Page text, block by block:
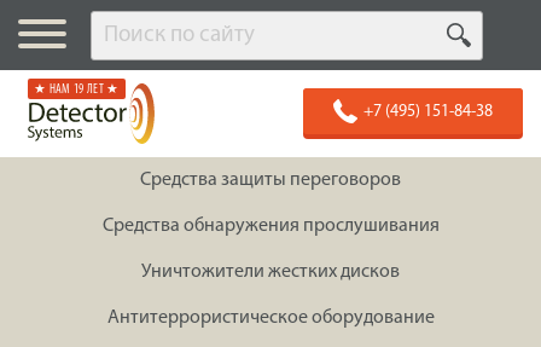
★ НАМ 19 ЛЕТ ★
+7 (495) 151-84-38
Средства защиты переговоров
Средства обнаружения прослушивания
Уничтожители жестких дисков
Антитеррористическое оборудование